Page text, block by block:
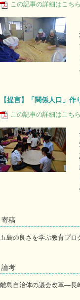
この記事の詳細はこち
【提言】「関係人口」
この記事の詳細はこち
寄稿
五島の良さを学ぶ教育プロ
論考
離島自治体の議会改革―長